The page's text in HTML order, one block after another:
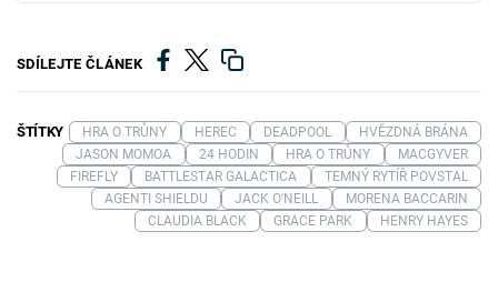
SDÍLEJTE ČLÁNEK
ŠTÍTKY HRA O TRŮNY HEREC DEADPOOL
HVĚZDNÁ BRÁNA
JASON MOMOA
24 HODIN HRA O TRŮNY
MACGYVER
FIREFLY
BATTLESTAR GALACTICA
TEMNÝ RYTÍŘ POVSTAL
AGENTI SHIELDU
JACK O'NEILL
MORENA BACCARIN
CLAUDIA BLACK
GRACE PARK HENRY HAYES